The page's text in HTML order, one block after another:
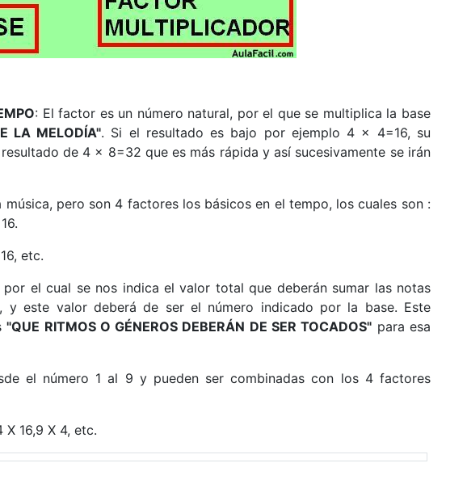
: El factor es un número natural, por el que se multiplica la base
LA MELODÍA". Si el resultado es bajo por ejemplo 4 x 4=16, su
de 4 x 8=32 que es más rápida y así sucesivamente se irán
pero son 4 factores los básicos en el tempo, los cuales son :
etc.
el cual se nos indica el valor total que deberán sumar las notas
y este valor deberá de ser el número indicado por la base. Este
"QUE RITMOS O GÉNEROS DEBERÁN DE SER TOCADOS" para esa
el número 1 al 9 y pueden ser combinadas con los 4 factores
X 16,9 X 4, etc.